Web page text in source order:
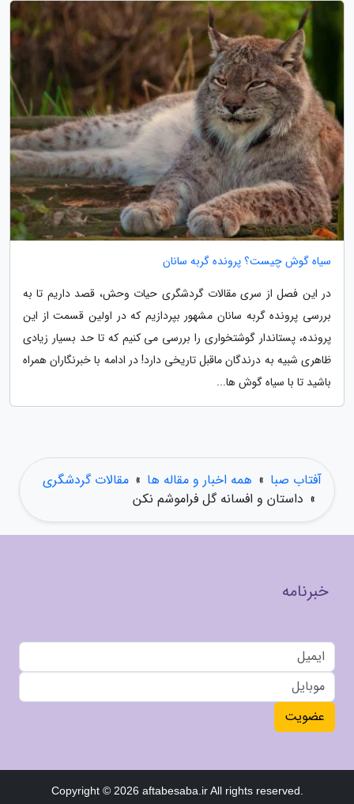
سیاه گوش چیست؟ پرونده گربه سانان
در این فصل از سری مقالات گردشگری حیات وحش، قصد داریم تا به
بررسی پرونده گربه سانان مشهور بپردازیم که در اولین قسمت از این
پرونده، پستاندار گوشتخواری را بررسی می کنیم که تا حد بسیار زیادی
ظاهری شبیه به درندگان ماقبل تاریخی دارد! در ادامه با خبرنگاران همراه
باشید تا با سیاه گوش ها...
آفتاب صبا » همه اخبار و مقاله ها » مقالات گردشگری
» داستان و افسانه گل فراموشم نکن
خبرنامه
عضویت
Copyright © 2026 aftabesaba.ir All rights reserved.